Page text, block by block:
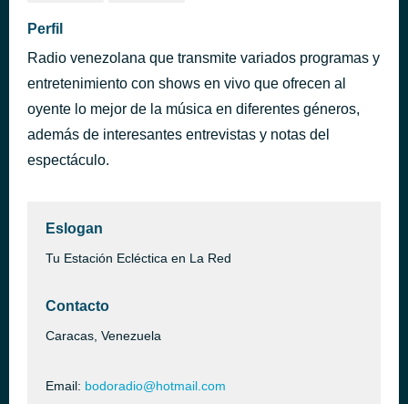
Perfil
Radio venezolana que transmite variados programas y
entretenimiento con shows en vivo que ofrecen al
oyente lo mejor de la música en diferentes géneros,
además de interesantes entrevistas y notas del
espectáculo.
Eslogan
Tu Estación Ecléctica en La Red
Contacto
Caracas, Venezuela
Email: bodoradio@hotmail.com